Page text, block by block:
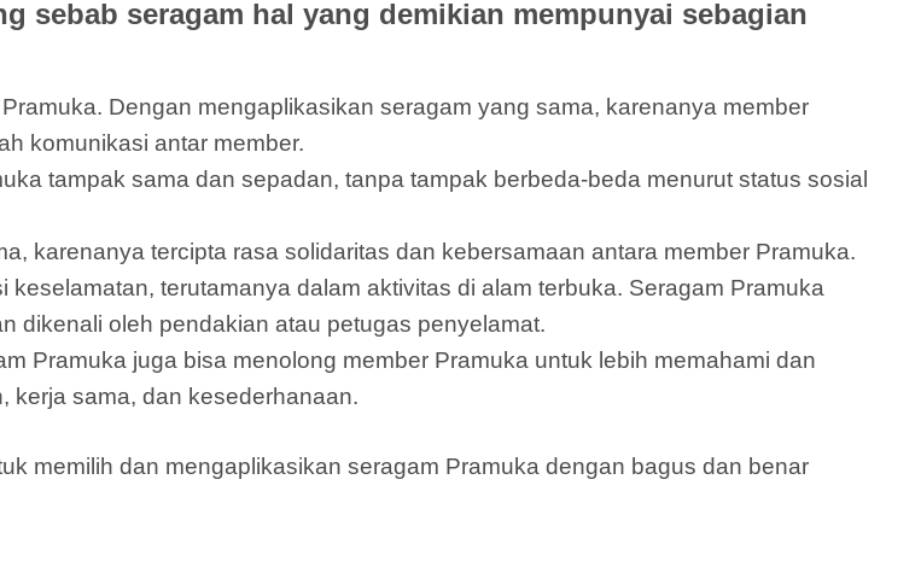
sebab seragam hal yang demikian mempunyai sebagian
Dengan mengaplikasikan seragam yang sama, karenanya member
komunikasi antar member.
tampak sama dan sepadan, tanpa tampak berbeda-beda menurut status sosial
karenanya tercipta rasa solidaritas dan kebersamaan antara member Pramuka.
terutamanya dalam aktivitas di alam terbuka. Seragam Pramuka
dikenali oleh pendakian atau petugas penyelamat.
Pramuka juga bisa menolong member Pramuka untuk lebih memahami dan
kerja sama, dan kesederhanaan.
memilih dan mengaplikasikan seragam Pramuka dengan bagus dan benar